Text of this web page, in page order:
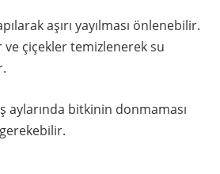
aşırı yayılması önlenebilir.
ve çiçekler temizlenerek su
aylarında bitkinin donmaması